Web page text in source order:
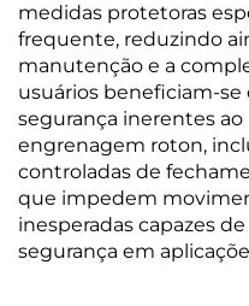
medidas protetoras
frequente, reduzindo
manutenção e a
usuários beneficiam-se
segurança inerentes
engrenagem roton,
controladas de
que impedem
inesperadas capazes
segurança em